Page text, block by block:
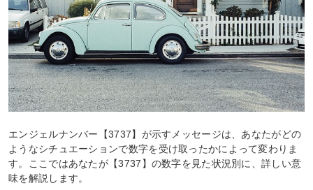
エンジェルナンバー【3737】が示すメッセージは、あなたがどの
ようなシチュエーションで数字を受け取ったかによって変わりま
す。ここではあなたが【3737】の数字を見た状況別に、詳しい意
味を解説します。